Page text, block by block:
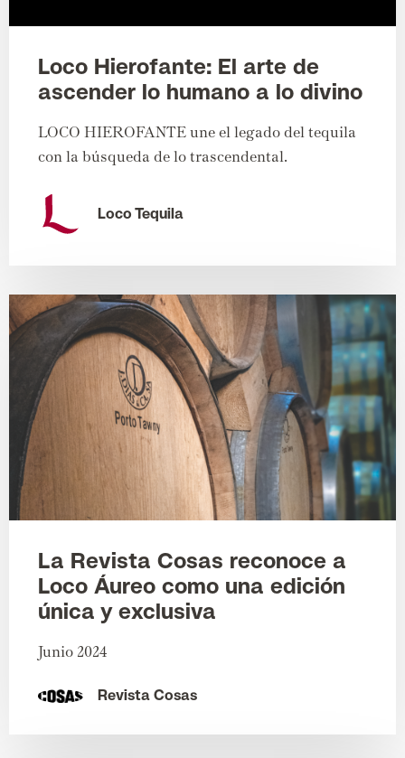
Loco Hierofante: El arte de
ascender lo humano a lo divino
LOCO HIEROFANTE une el legado del tequila
con la búsqueda de lo trascendental.
Loco Tequila
La Revista Cosas reconoce a
Loco Áureo como una edición
única y exclusiva
Junio 2024
Revista Cosas